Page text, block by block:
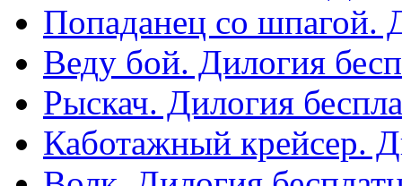
Попаданец со шпагой.
Веду бой. Дилогия
Рыскач. Дилогия
Каботажный крейсер.